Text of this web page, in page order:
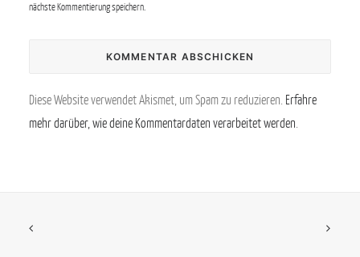
nächste Kommentierung speichern.
Diese Website verwendet Akismet, um Spam zu reduzieren. Erfahre
mehr darüber, wie deine Kommentardaten verarbeitet werden.